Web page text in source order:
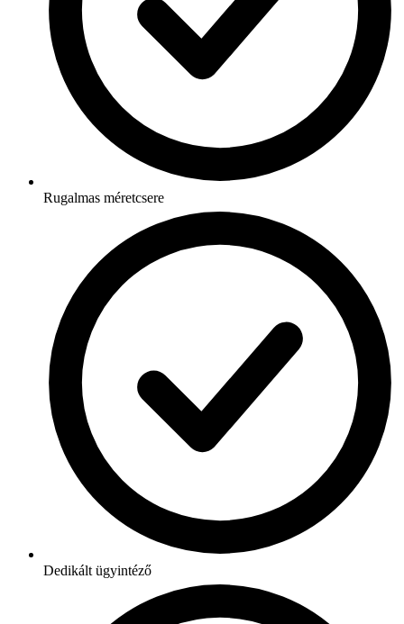
Rugalmas méretcsere
Dedikált ügyintéző